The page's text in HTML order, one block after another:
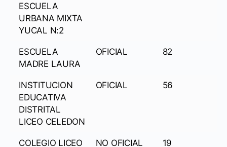
ESCUELA
URBANA MIXTA
YUCAL N:2
ESCUELA
MADRE LAURA
OFICIAL 82
INSTITUCION
EDUCATIVA
DISTRITAL
LICEO CELEDON
OFICIAL 56
COLEGIO LICEO
NO OFICIAL 19